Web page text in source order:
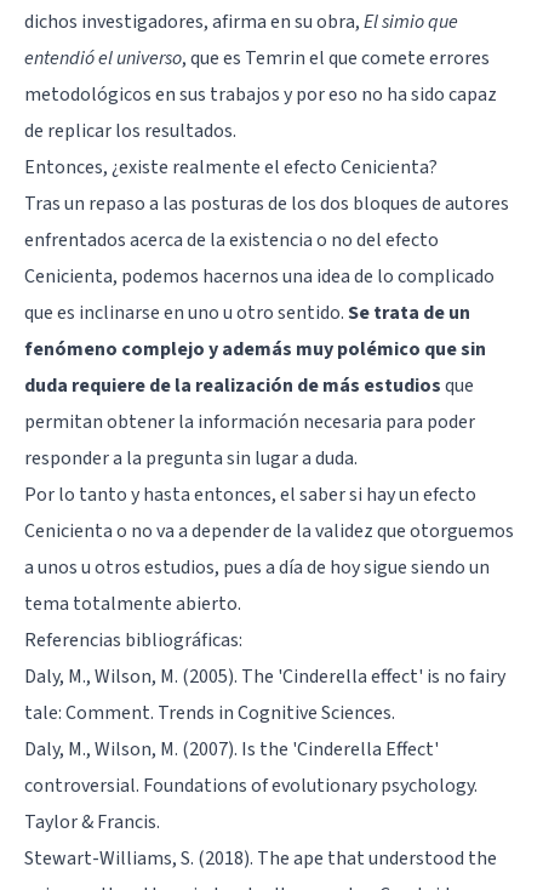
dichos investigadores, afirma en su obra,El simio que
entendió el universo, que es Temrin el que comete errores
metodológicos en sus trabajos y por eso no ha sido capaz
de replicar los resultados.
Entonces, ¿existe realmente el efecto Cenicienta?
Tras un repaso a las posturas de los dos bloques de autores
enfrentados acerca de la existencia o no del efecto
Cenicienta, podemos hacernos una idea de lo complicado
que es inclinarse en uno u otro sentido.Se trata de un
fenómeno complejo y además muy polémico que sin
duda requiere de la realización de más estudiosque
permitan obtener la información necesaria para poder
responder a la pregunta sin lugar a duda.
Por lo tanto y hasta entonces, el saber si hay un efecto
Cenicienta o no va a depender de la validez que otorguemos
a unos u otros estudios, pues a día de hoy sigue siendo un
tema totalmente abierto.
Referencias bibliográficas:
Daly, M., Wilson, M. (2005). The 'Cinderella effect' is no fairy
tale: Comment. Trends in Cognitive Sciences.
Daly, M., Wilson, M. (2007). Is the 'Cinderella Effect'
controversial. Foundations of evolutionary psychology.
Taylor & Francis.
Stewart-Williams, S. (2018). The ape that understood the